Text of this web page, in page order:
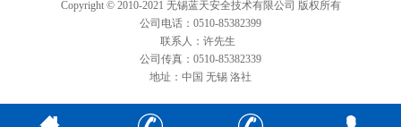
Copyright © 2010-2021 无锡蓝天安全技术有限公司 版权所有
公司电话：0510-85382399
联系人：许先生
公司传真：0510-85382339
地址：中国 无锡 洛社